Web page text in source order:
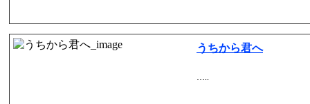
うちから君へ
…..